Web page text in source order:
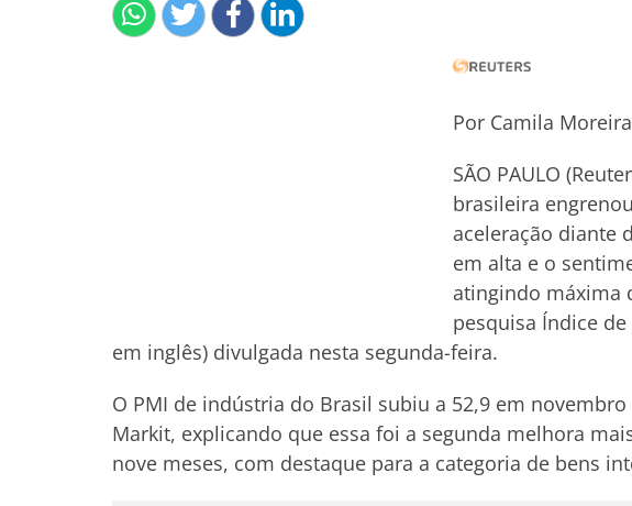
Por Camila Moreira
SÃO PAULO
brasileira
aceleração diante
em alta e o
atingindo máxima
pesquisa Índice
em inglês) divulgada nesta segunda-feira.
O PMI de indústria do Brasil subiu a 52,9 em
Markit, explicando que essa foi a segunda melhora
nove meses, com destaque para a categoria de bens